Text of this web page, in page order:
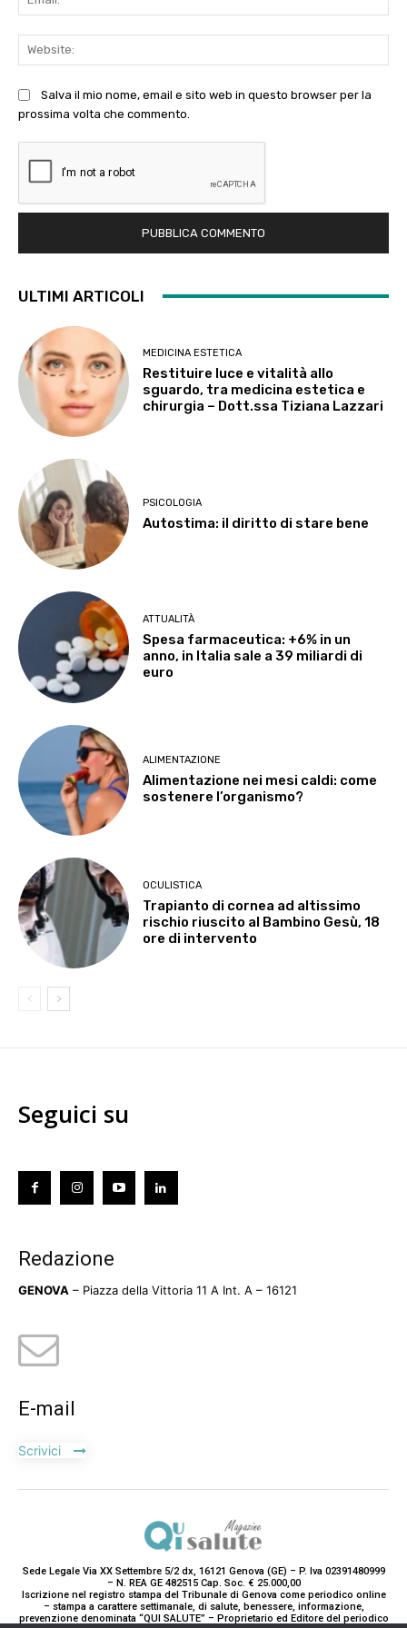
Salva il mio nome, email e sito web in questo browser per la
prossima volta che commento.
ULTIMI ARTICOLI
MEDICINA ESTETICA
Restituire luce e vitalità allo
sguardo, tra medicina estetica e
chirurgia – Dott.ssa Tiziana Lazzari
PSICOLOGIA
Autostima: il diritto di stare bene
ATTUALITÀ
Spesa farmaceutica: +6% in un
anno, in Italia sale a 39 miliardi di
euro
ALIMENTAZIONE
Alimentazione nei mesi caldi: come
sostenere l’organismo?
OCULISTICA
Trapianto di cornea ad altissimo
rischio riuscito al Bambino Gesù, 18
ore di intervento
Seguici su
Redazione
GENOVA – Piazza della Vittoria 11 A Int. A – 16121
E-mail
Scrivici
Sede Legale Via XX Settembre 5/2 dx, 16121 Genova (GE) – P. Iva 02391480999
– N. REA GE 482515 Cap. Soc. € 25.000,00
Iscrizione nel registro stampa del Tribunale di Genova come periodico online
– stampa a carattere settimanale, di salute, benessere, informazione,
prevenzione denominata “QUI SALUTE” – Proprietario ed Editore del periodico